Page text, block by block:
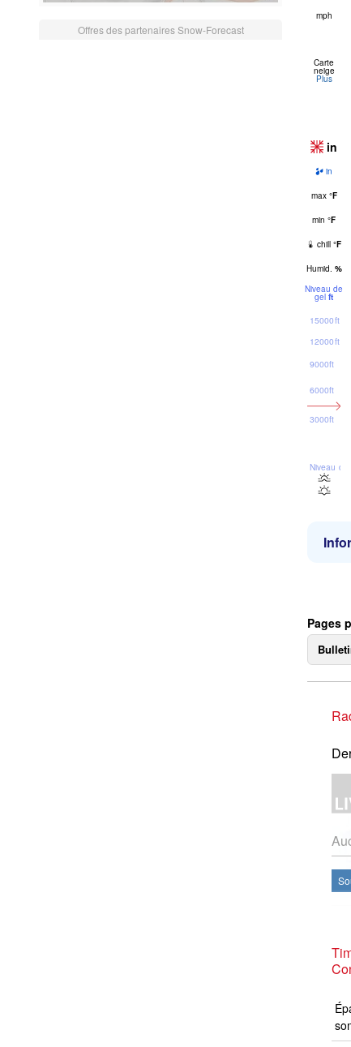
Offres des partenaires Snow-Forecast
mph
Carte
neige
Plus
in
in
max °F
min °F
chill °F
Humid. %
Niveau de
gel ft
Niveau de
3000ft
6000ft
9000ft
12000ft
15000ft
Pages